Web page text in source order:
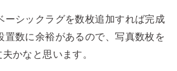
ーシックラグを数枚追加すれば完成
置数に余裕があるので、写真数枚を
かなと思います。